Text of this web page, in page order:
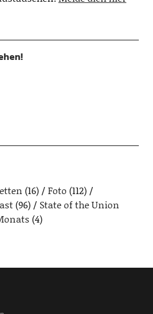
(16) Foto (112)
(96)
State of the Union
(4)